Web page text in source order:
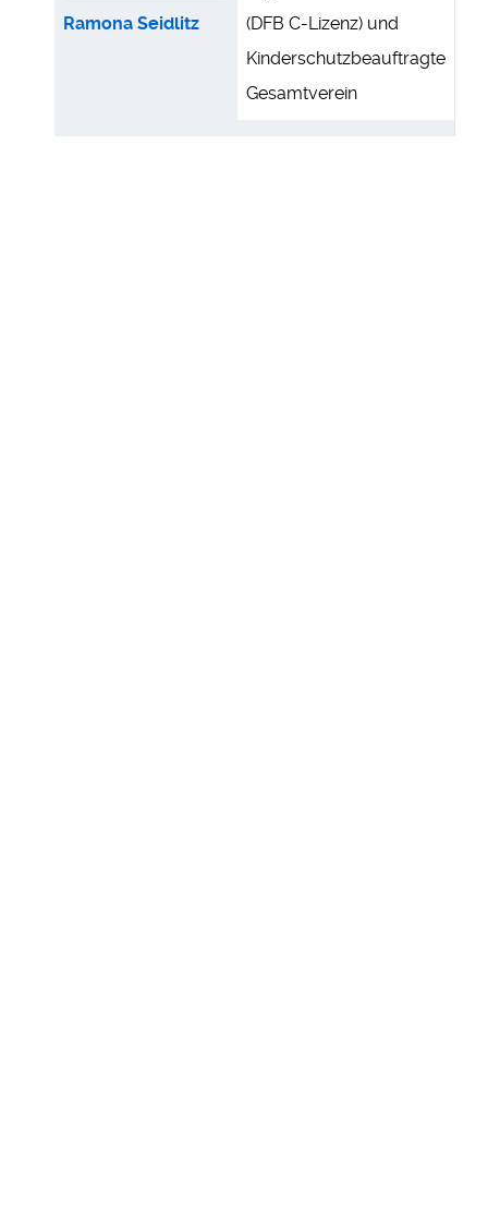
Ramona Seidlitz
(DFB C-Lizenz) und
Kinderschutzbeauftragte
Gesamtverein